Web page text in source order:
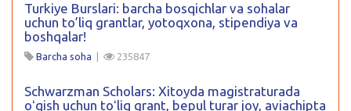
Turkiye Burslari: barcha bosqichlar va sohalar
uchun to’liq grantlar, yotoqxona, stipendiya va
boshqalar!
Barcha soha 235847
Schwarzman Scholars: Xitoyda magistraturada
oʻqish uchun toʻliq grant, bepul turar joy, aviachipta